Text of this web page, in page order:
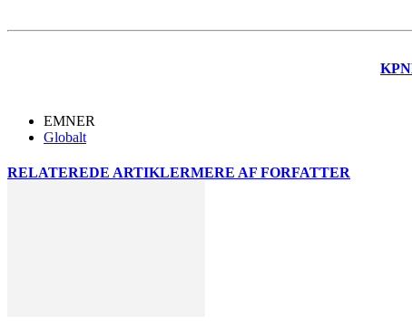
EMNER
Globalt
RELATEREDE ARTIKLERMERE AF FORFATTER